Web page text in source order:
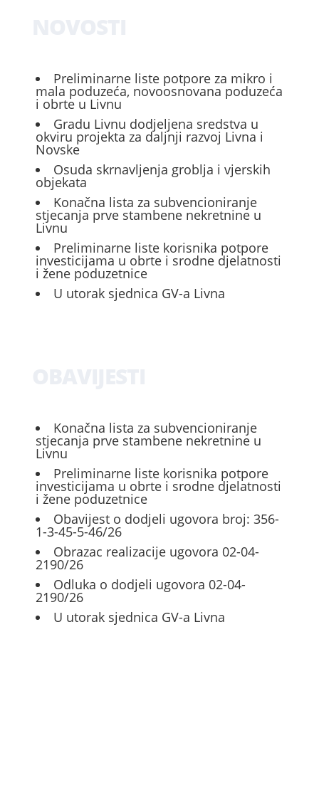
Preliminarne liste potpore za mikro i
mala poduzeća, novoosnovana poduzeća
i obrte u Livnu
Gradu Livnu dodjeljena sredstva u
okviru projekta za daljnji razvoj Livna i
Novske
Osuda skrnavljenja groblja i vjerskih
objekata
Konačna lista za subvencioniranje
stjecanja prve stambene nekretnine u
Livnu
Preliminarne liste korisnika potpore
investicijama u obrte i srodne djelatnosti
i žene poduzetnice
U utorak sjednica GV-a Livna
Konačna lista za subvencioniranje
stjecanja prve stambene nekretnine u
Livnu
Preliminarne liste korisnika potpore
investicijama u obrte i srodne djelatnosti
i žene poduzetnice
Obavijest o dodjeli ugovora broj: 356-
1-3-45-5-46/26
Obrazac realizacije ugovora 02-04-
2190/26
Odluka o dodjeli ugovora 02-04-
2190/26
U utorak sjednica GV-a Livna